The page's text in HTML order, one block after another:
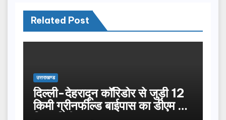
Related Post
उत्तराखण्ड
दिल्ली-देहरादून कॉरिडोर से जुड़ी 12
किमी ग्रीनफील्ड बाईपास का डीएम ने